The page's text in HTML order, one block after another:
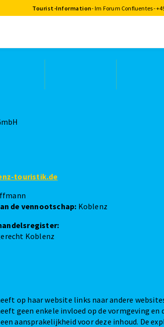
Tourist-Information- Im Forum Confluentes -
touristik.de
de vennootschap: Koblenz
Koblenz
op haar website links naar andere
geen enkele invloed op de vormgeving en
aansprakelijkheid voor deze inhoud. De